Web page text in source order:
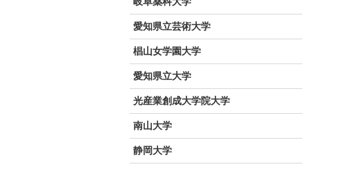
愛知県立芸術大学
椙山女学園大学
愛知県立大学
光産業創成大学院大学
南山大学
静岡大学